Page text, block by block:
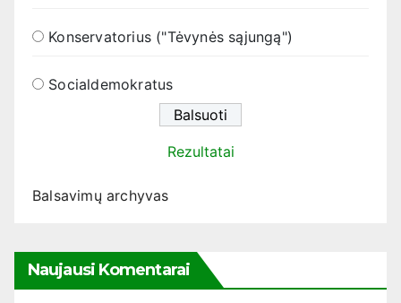
Konservatorius ("Tėvynės sąjungą")
Socialdemokratus
Rezultatai
Balsavimų archyvas
Naujausi Komentarai